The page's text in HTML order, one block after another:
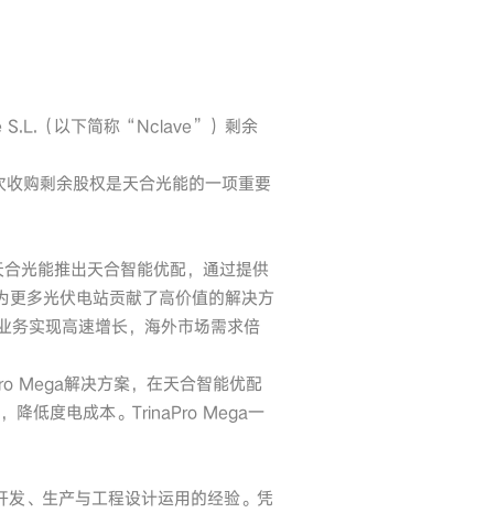
S.L.（以下简称“Nclave”）剩余
购剩余股权是天合光能的一项重要
光能推出天合智能优配，通过提供
多光伏电站贡献了高价值的解决方
务实现高速增长，海外市场需求倍
Mega解决方案，在天合智能优配
降低度电成本。TrinaPro Mega一
、生产与工程设计运用的经验。凭